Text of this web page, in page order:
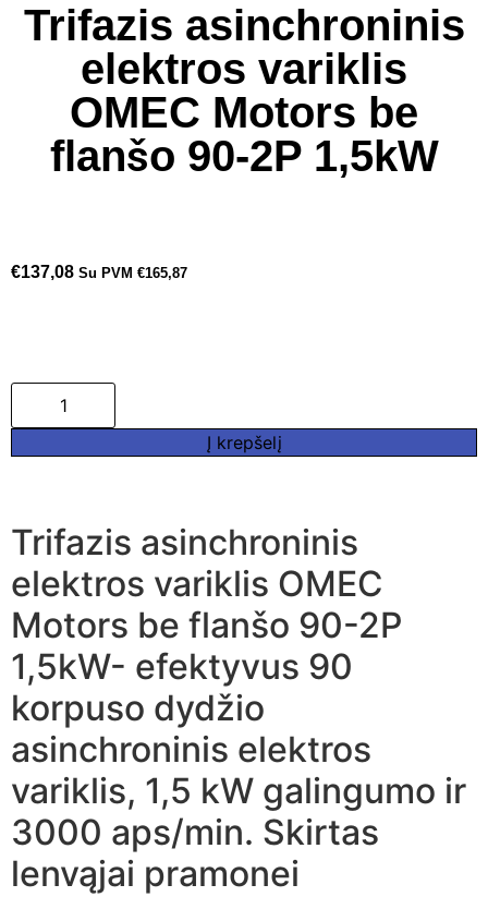
Trifazis asinchroninis
elektros variklis
OMEC Motors be
flanšo 90-2P 1,5kW
€137,08 Su PVM €165,87
Į krepšelį
Trifazis asinchroninis
elektros variklis OMEC
Motors be flanšo 90-2P
1,5kW- efektyvus 90
korpuso dydžio
asinchroninis elektros
variklis, 1,5 kW galingumo ir
3000 aps/min. Skirtas
lenvąjai pramonei